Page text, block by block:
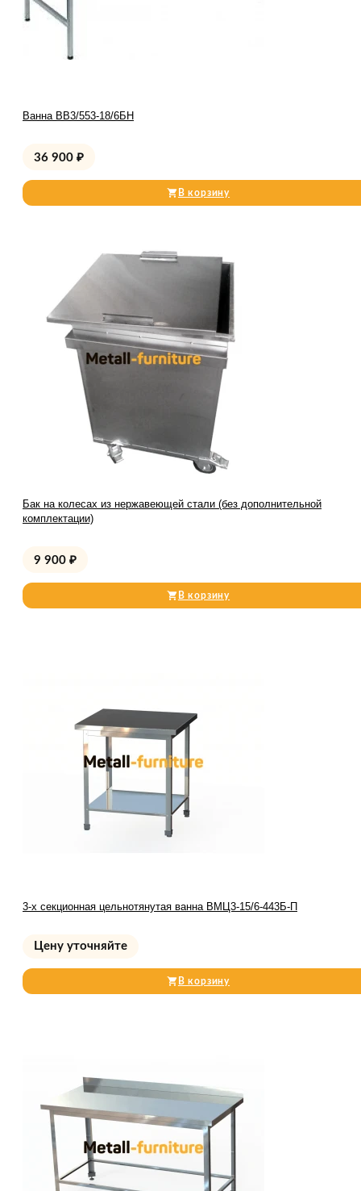
Ванна ВВ3/553-18/6БН
36 900 ₽
В корзину
Бак на колесах из нержавеющей стали (без дополнительной
комплектации)
9 900 ₽
В корзину
3-х секционная цельнотянутая ванна ВМЦ3-15/6-443Б-П
Цену уточняйте
В корзину